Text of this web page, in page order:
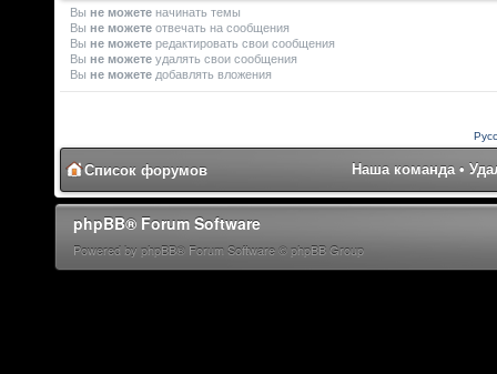
Вы не можете начинать темы
Вы не можете отвечать на сообщения
Вы не можете редактировать свои сообщения
Вы не можете удалять свои сообщения
Вы не можете добавлять вложения
Список форумов Наша команда •
phpBB® Forum Software
Powered by phpBB® Forum Software © phpBB Group